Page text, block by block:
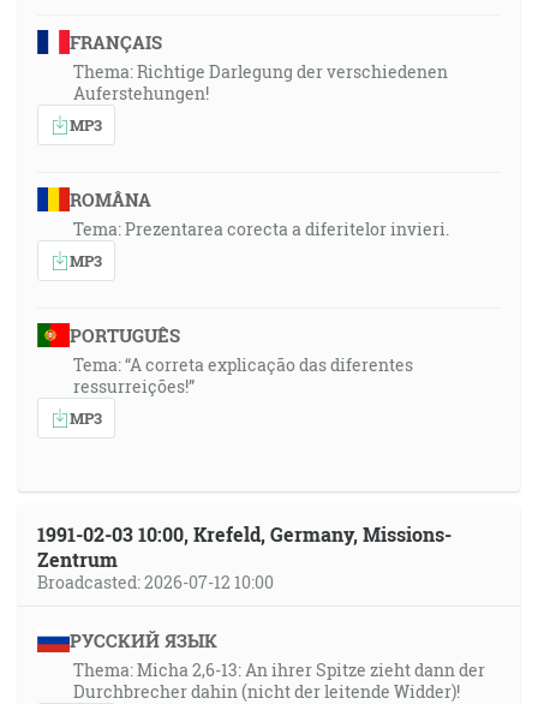
FRANÇAIS
Thema: Richtige Darlegung der verschiedenen
Auferstehungen!
MP3
ROMÂNA
Tema: Prezentarea corecta a diferitelor invieri.
MP3
PORTUGUÊS
Tema: “A correta explicação das diferentes
ressurreições!”
MP3
1991-02-03 10:00, Krefeld, Germany, Missions-
Zentrum
Broadcasted: 2026-07-12 10:00
РУССКИЙ ЯЗЫК
Thema: Micha 2,6-13: An ihrer Spitze zieht dann der
Durchbrecher dahin (nicht der leitende Widder)!